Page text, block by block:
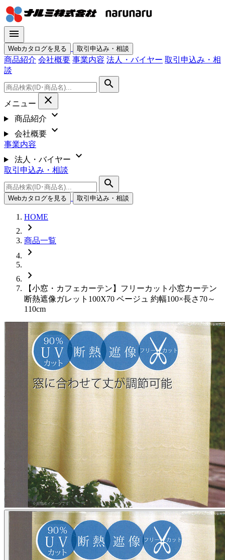
menu
Webカタログを見る 取引申込み・相談
商品紹介 会社概要 事業内容 法人・バイヤー 取引申込み・相
談
search
メニュー close
商品紹介 expand_more
会社概要 expand_more
事業内容
法人・バイヤー
expand_more
取引申込み・相談
search
Webカタログを見る 取引申込み・相談
HOME
chevron_right
商品一覧
chevron_right
chevron_right
【小窓・カフェカーテン】フリーカット小窓カーテン
断熱遮像ガレット100X70 ベージュ 約幅100×長さ70～
110cm